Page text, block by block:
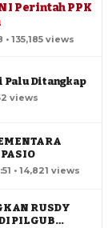
I Perintah PPK
135,185 views
Palu Ditangkap
views
• 14,821 views
RUSDY
PILGUB